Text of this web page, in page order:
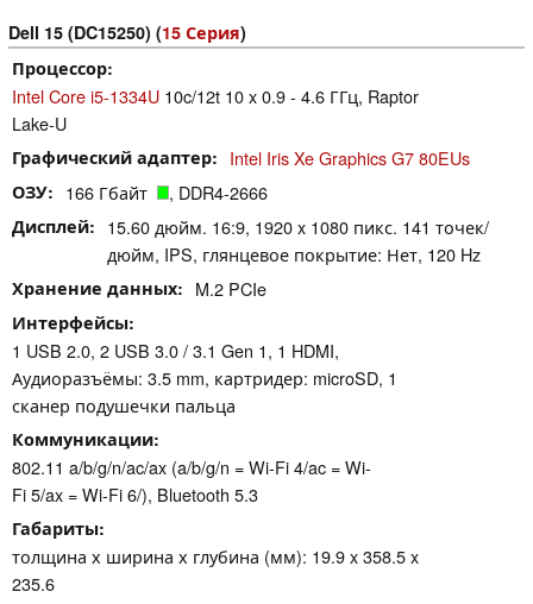
Dell 15 (DC15250) (15 Серия)
Процессор
Intel Core i5-1334U 10c/12t 10 x 0.9 - 4.6 ГГц, Raptor
Lake-U
Графический адаптер Intel Iris Xe Graphics G7 80EUs
ОЗУ 166 Гбайт , DDR4-2666
Дисплей
15.60 дюйм. 16:9, 1920 x 1080 пикс. 141 точек/
дюйм, IPS, глянцевое покрытие: Нет, 120 Hz
Хранение данных M.2 PCIe
Интерфейсы
1 USB 2.0, 2 USB 3.0 / 3.1 Gen 1, 1 HDMI,
Аудиоразъёмы: 3.5 mm, картридер: microSD, 1
сканер подушечки пальца
Коммуникации
802.11 a/b/g/n/ac/ax (a/b/g/n = Wi-Fi 4/ac = Wi-
Fi 5/ax = Wi-Fi 6/), Bluetooth 5.3
Габариты
толщина х ширина х глубина (мм): 19.9 x 358.5 x
235.6